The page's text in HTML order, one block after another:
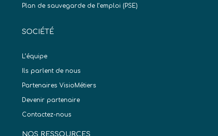
Plan de sauvegarde de l’emploi (PSE)
SOCIÉTÉ
L’équipe
Ils parlent de nous
Partenaires VisioMétiers
Devenir partenaire
Contactez-nous
NOS RESSOURCES